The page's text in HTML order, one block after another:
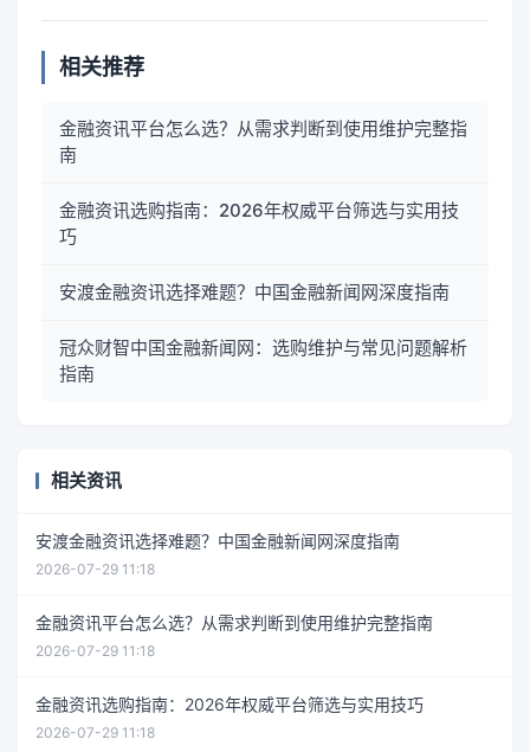
相关推荐
金融资讯平台怎么选？从需求判断到使用维护完整指
南
金融资讯选购指南：2026年权威平台筛选与实用技
巧
安渡金融资讯选择难题？中国金融新闻网深度指南
冠众财智中国金融新闻网：选购维护与常见问题解析
指南
相关资讯
安渡金融资讯选择难题？中国金融新闻网深度指南
2026-07-29 11:18
金融资讯平台怎么选？从需求判断到使用维护完整指南
2026-07-29 11:18
金融资讯选购指南：2026年权威平台筛选与实用技巧
2026-07-29 11:18